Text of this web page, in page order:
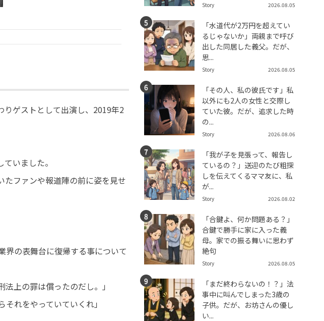
ゲストとして出演し、2019年2
いました。
たファンや報道陣の前に姿を見せ
界の表舞台に復帰する事について
上の罪は償ったのだし。」
れをやっていていくれ」
Story 2026.08.05
「水道代が2万円を超えてい
るじゃないか」両親まで呼び
出した同居した義父。だが、
思...
Story 2026.08.05
「その人、私の彼氏です」私
以外にも2人の女性と交際し
ていた彼。だが、追求した時
の...
Story 2026.08.06
「我が子を見張って、報告し
ているの？」送迎のたび粗探
しを伝えてくるママ友に、私
が...
Story 2026.08.02
「合鍵よ、何か問題ある？」
合鍵で勝手に家に入った義
母。家での振る舞いに思わず
絶句
Story 2026.08.05
「まだ終わらないの！？」法
事中に叫んでしまった3歳の
子供。だが、お坊さんの優し
い...